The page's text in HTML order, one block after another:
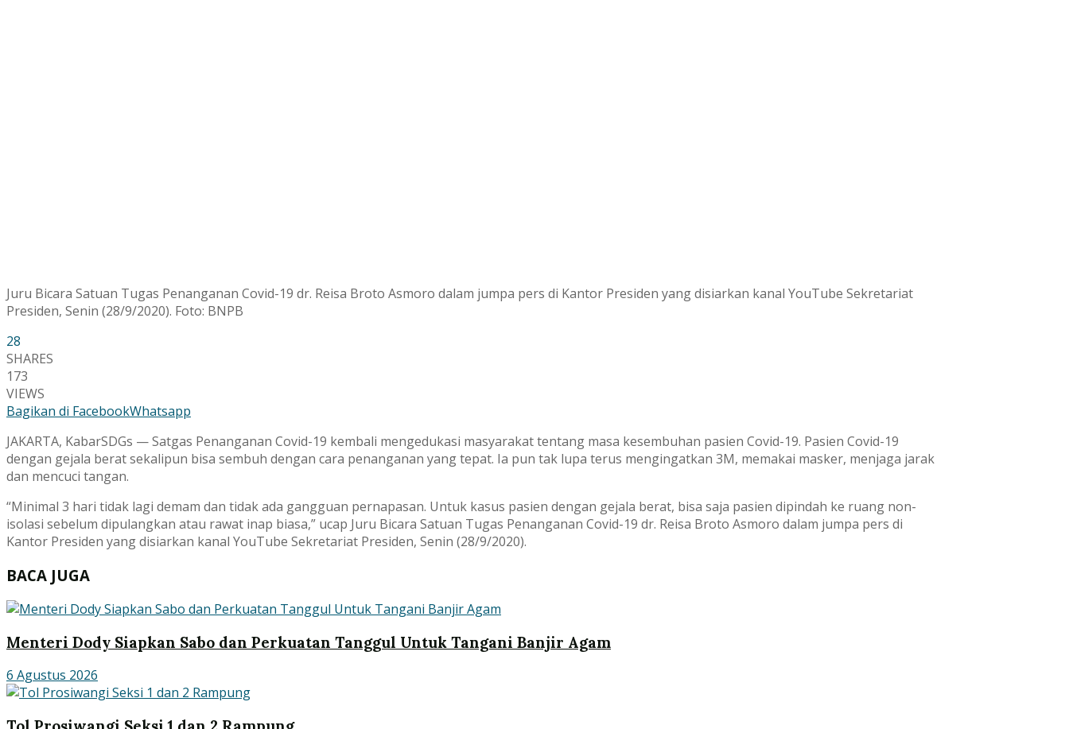
Juru Bicara Satuan Tugas Penanganan Covid-19 dr. Reisa Broto Asmoro dalam jumpa pers di Kantor Presiden yang disiarkan kanal YouTube Sekretariat
Presiden, Senin (28/9/2020). Foto: BNPB
28
SHARES
173
VIEWS
Bagikan di FacebookWhatsapp
JAKARTA, KabarSDGs — Satgas Penanganan Covid-19 kembali mengedukasi masyarakat tentang masa kesembuhan pasien Covid-19. Pasien Covid-19
dengan gejala berat sekalipun bisa sembuh dengan cara penanganan yang tepat. Ia pun tak lupa terus mengingatkan 3M, memakai masker, menjaga jarak
dan mencuci tangan.
“Minimal 3 hari tidak lagi demam dan tidak ada gangguan pernapasan. Untuk kasus pasien dengan gejala berat, bisa saja pasien dipindah ke ruang non-
isolasi sebelum dipulangkan atau rawat inap biasa,” ucap Juru Bicara Satuan Tugas Penanganan Covid-19 dr. Reisa Broto Asmoro dalam jumpa pers di
Kantor Presiden yang disiarkan kanal YouTube Sekretariat Presiden, Senin (28/9/2020).
BACA JUGA
Menteri Dody Siapkan Sabo dan Perkuatan Tanggul Untuk Tangani Banjir Agam
6 Agustus 2026